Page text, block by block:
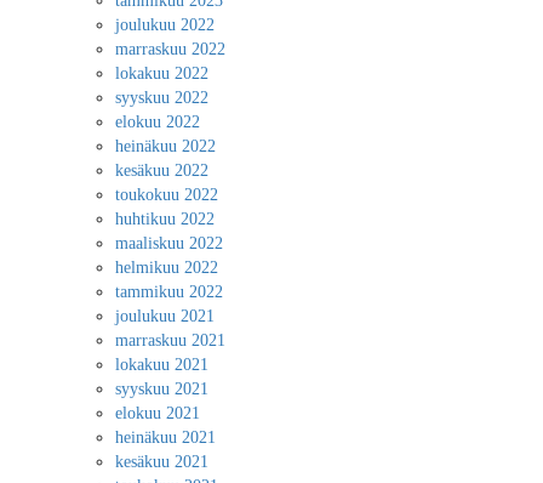
joulukuu 2022
marraskuu 2022
lokakuu 2022
syyskuu 2022
elokuu 2022
heinäkuu 2022
kesäkuu 2022
toukokuu 2022
huhtikuu 2022
maaliskuu 2022
helmikuu 2022
tammikuu 2022
joulukuu 2021
marraskuu 2021
lokakuu 2021
syyskuu 2021
elokuu 2021
heinäkuu 2021
kesäkuu 2021